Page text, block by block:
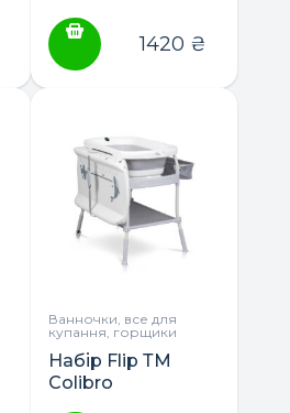
1420 ₴
Ванночки, все для
купання, горщики
Набір Flip ТМ
Colibro